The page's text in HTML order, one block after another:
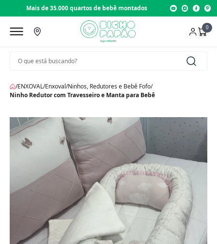
quartos de bebê montados Loja com 22
0
/ENXOVAL/Enxoval/Ninhos, Redutores e Bebê Fofo/
Ninho Redutor com Travesseiro e Manta para Bebê